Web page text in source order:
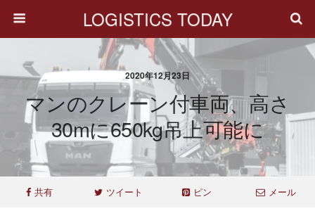
LOGISTICS TODAY
2020年12月23日
マンのクレーン付車両、高さ
30mに650kg吊上可能に
共有 ツイート ピン メール